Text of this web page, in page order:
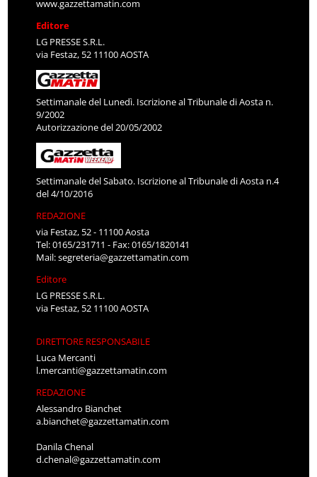
www.gazzettamatin.com
Editore
LG PRESSE S.R.L.
via Festaz, 52 11100 AOSTA
Settimanale del Lunedì. Iscrizione al Tribunale di Aosta n.
9/2002
Autorizzazione del 20/05/2002
Settimanale del Sabato. Iscrizione al Tribunale di Aosta n.4
del 4/10/2016
REDAZIONE
via Festaz, 52 - 11100 Aosta
Tel: 0165/231711 - Fax: 0165/1820141
Mail:segreteria@gazzettamatin.com
Editore
LG PRESSE S.R.L.
via Festaz, 52 11100 AOSTA
DIRETTORE RESPONSABILE
Luca Mercanti
l.mercanti@gazzettamatin.com
REDAZIONE
Alessandro Bianchet
a.bianchet@gazzettamatin.com
Danila Chenal
d.chenal@gazzettamatin.com